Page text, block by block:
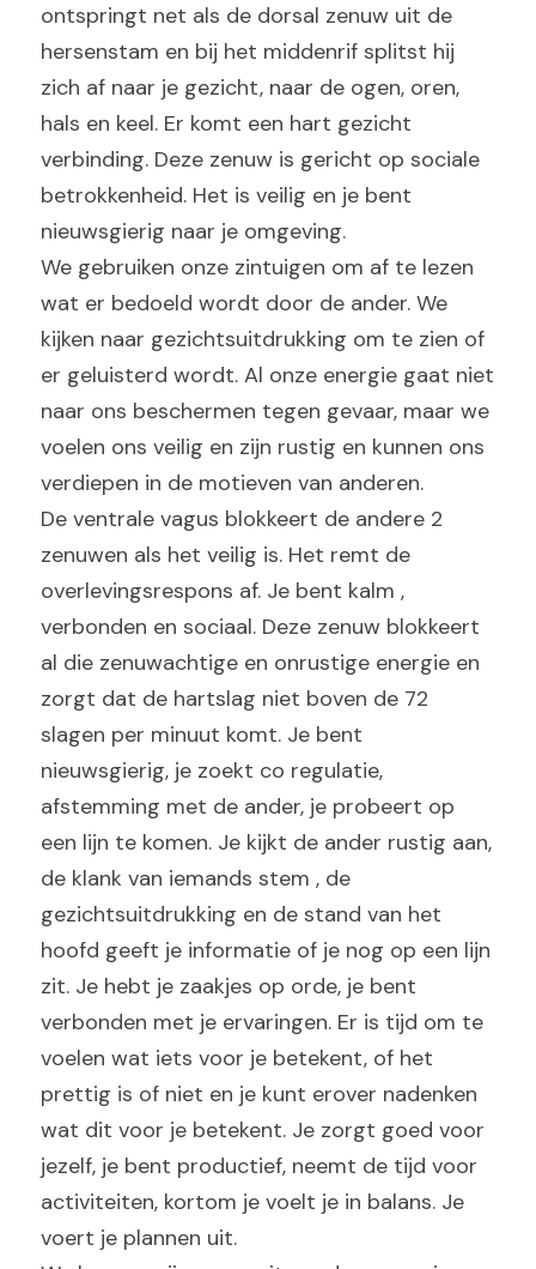
ontspringt net als de dorsal zenuw uit de
hersenstam en bij het middenrif splitst hij
zich af naar je gezicht, naar de ogen, oren,
hals en keel. Er komt een hart gezicht
verbinding. Deze zenuw is gericht op sociale
betrokkenheid. Het is veilig en je bent
nieuwsgierig naar je omgeving.
We gebruiken onze zintuigen om af te lezen
wat er bedoeld wordt door de ander. We
kijken naar gezichtsuitdrukking om te zien of
er geluisterd wordt. Al onze energie gaat niet
naar ons beschermen tegen gevaar, maar we
voelen ons veilig en zijn rustig en kunnen ons
verdiepen in de motieven van anderen.
De ventrale vagus blokkeert de andere 2
zenuwen als het veilig is. Het remt de
overlevingsrespons af. Je bent kalm ,
verbonden en sociaal. Deze zenuw blokkeert
al die zenuwachtige en onrustige energie en
zorgt dat de hartslag niet boven de 72
slagen per minuut komt. Je bent
nieuwsgierig, je zoekt co regulatie,
afstemming met de ander, je probeert op
een lijn te komen. Je kijkt de ander rustig aan,
de klank van iemands stem , de
gezichtsuitdrukking en de stand van het
hoofd geeft je informatie of je nog op een lijn
zit. Je hebt je zaakjes op orde, je bent
verbonden met je ervaringen. Er is tijd om te
voelen wat iets voor je betekent, of het
prettig is of niet en je kunt erover nadenken
wat dit voor je betekent. Je zorgt goed voor
jezelf, je bent productief, neemt de tijd voor
activiteiten, kortom je voelt je in balans. Je
voert je plannen uit.